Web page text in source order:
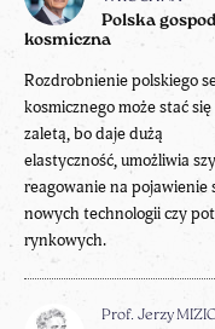
Polska
kosmiczna
Rozdrobnienie polskiego
kosmicznego może stać się
zaletą, bo daje dużą
elastyczność, umożliwia
reagowanie na pojawienie
nowych technologii czy
rynkowych.
Prof. Jerzy